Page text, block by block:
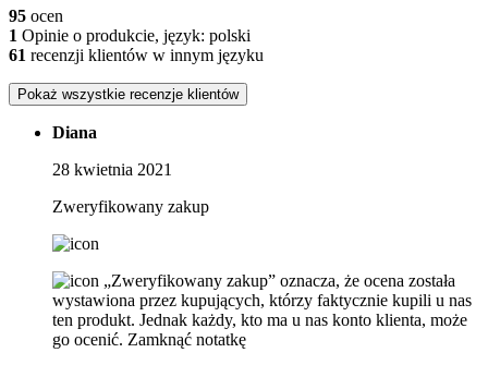
95 ocen
1 Opinie o produkcie, język: polski
61 recenzji klientów w innym języku
Pokaż wszystkie recenzje klientów
Diana
28 kwietnia 2021
Zweryfikowany zakup
„Zweryfikowany zakup” oznacza, że ​​ocena została
wystawiona przez kupujących, którzy faktycznie kupili u nas
ten produkt. Jednak każdy, kto ma u nas konto klienta, może
go ocenić. Zamknąć notatkę